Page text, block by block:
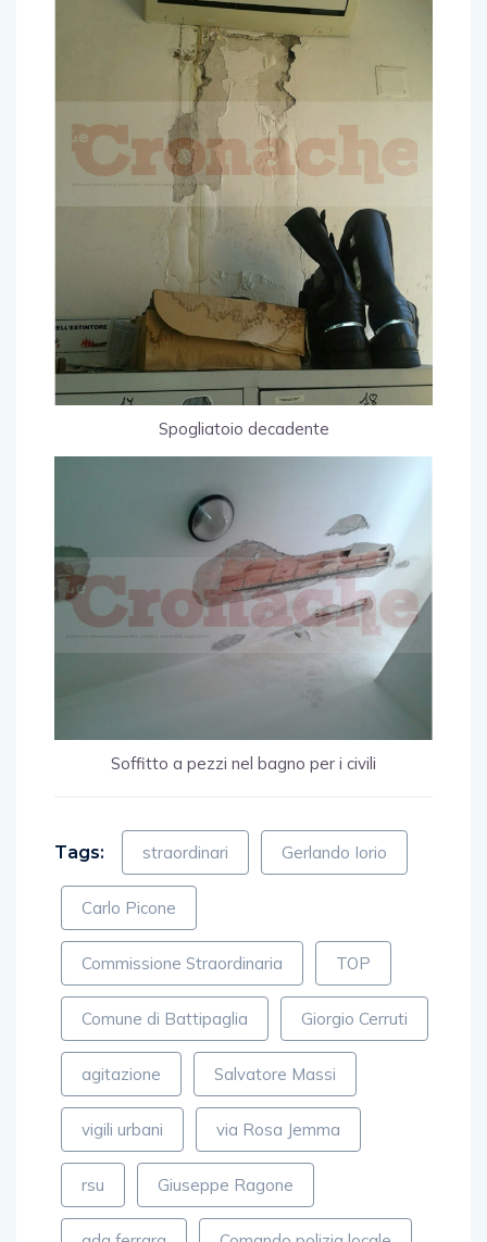
Spogliatoio decadente
Soffitto a pezzi nel bagno per i civili
Tags: straordinari Gerlando Iorio
Carlo Picone
Commissione Straordinaria TOP
Comune di Battipaglia Giorgio Cerruti
agitazione Salvatore Massi
vigili urbani via Rosa Jemma
rsu Giuseppe Ragone